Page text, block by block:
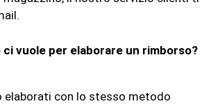
ci vuole per elaborare un rimborso?
elaborati con lo stesso metodo